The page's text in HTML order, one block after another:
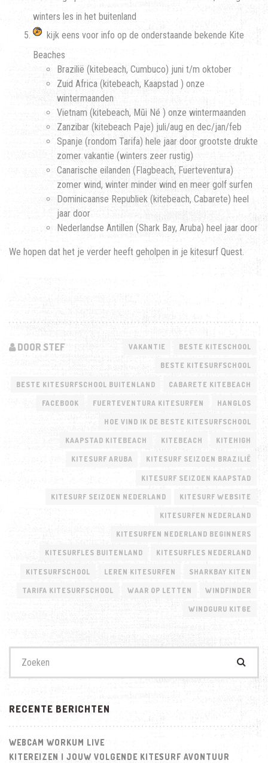
winters les in het buitenland
kijk eens voor info op de onderstaande bekende Kite
Beaches
Brazilië (kitebeach, Cumbuco) juni t/m oktober
Zuid Africa (kitebeach, Kaapstad ) onze
wintermaanden
Vietnam (kitebeach, Mũi Né ) onze wintermaanden
Zanzibar (kitebeach Paje) juli/aug en dec/jan/feb
Spanje (rondom Tarifa) hele jaar door grootste drukte
zomer vakantie (winters zeer rustig)
Canarische eilanden (Flagbeach, Fuerteventura)
zomer wind, winter minder wind en meer golf surfen
Dominicaanse Republiek (kitebeach, Cabarete) heel
jaar door
Nederlandse Antillen (Shark Bay, Aruba) heel jaar door
We hopen dat het je verder heeft geholpen in je kitesurf Quest.
DOOR STEF VAKANTIE BESTE KITESCHOOL
BESTE KITESURFSCHOOL
BESTE KITESURFSCHOOL BUITENLAND CABARETE KITEBEACH
FACEBOOK FUERTEVENTURA KITESURFEN HANGLOS
HOE VIND IK DE BESTE KITESURFSCHOOL
KAAPSTAD KITEBEACH KITEBEACH KITEHIGH
KITESURF ARUBA KITESURF SEIZOEN BRAZILIË
KITESURF SEIZOEN KAAPSTAD
KITESURF SEIZOEN NEDERLAND KITESURF WEBSITE
KITESURFEN NEDERLAND
KITESURFEN NEDERLAND BEGINNERS
KITESURFLES BUITENLAND KITESURFLES NEDERLAND
KITESURFSCHOOL LEREN KITESURFEN SHARKBAY KITEN
TARIFA KITESURFSCHOOL WAAR OP LETTEN WINDFINDER
WINDGURU KIT6E
naar:
RECENTE BERICHTEN
WEBCAM WORKUM LIVE
KITEREIZEN | JOUW VOLGENDE KITESURF AVONTUUR